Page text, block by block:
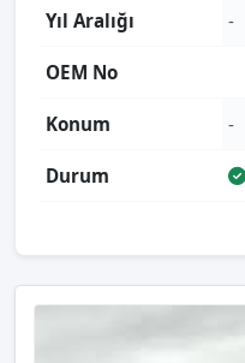
Yıl Aralığı -
OEM No
Konum -
Durum